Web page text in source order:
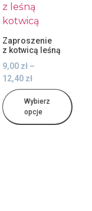
Zaproszenie
z kotwicą leśną
9,00 zł –
12,40 zł
Wybierz
opcje